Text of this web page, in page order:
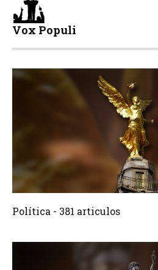
Vox Populi
Política - 381 articulos